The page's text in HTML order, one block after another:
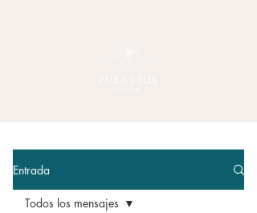
Entrada
Todos los mensajes